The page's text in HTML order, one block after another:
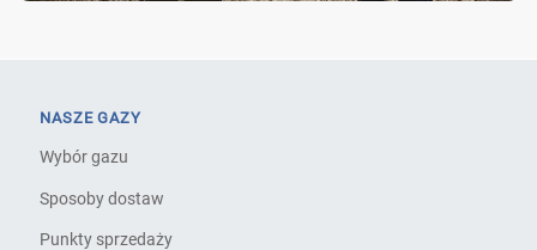
NASZE GAZY
Wybór gazu
Sposoby dostaw
Punkty sprzedaży